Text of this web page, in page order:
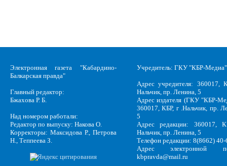
Электронная газета "Кабардино-
Балкарская правда"
Главный редактор:
Бжахова Р. Б.
Над номером работали:
Редактор по выпуску: Накова О.
Корректоры: Максидова Р., Петрова
Н., Теппеева З.
Учредитель: ГКУ "КБР-Медиа"
Адрес учредителя: 360017,
Нальчик, пр. Ленина, 5
Адрес издателя (ГКУ "КБР-
360017, КБР, г .Нальчик, пр.
5
Адрес редакции: 360017,
Нальчик, пр. Ленина, 5
Телефон редакции: 8(8662)
Адрес электронной
kbpravda@mail.ru